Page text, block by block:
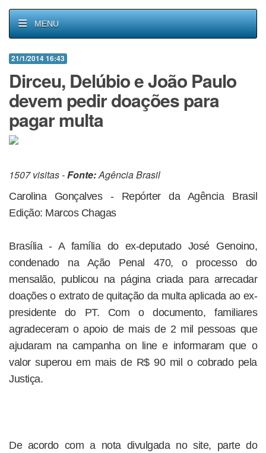
MENU
21/1/2014 16:43
Dirceu, Delúbio e João Paulo
devem pedir doações para
pagar multa
1507 visitas -Fonte:Agência Brasil
Carolina Gonçalves - Repórter da Agência Brasil
Edição: Marcos Chagas
Brasília - A família do ex-deputado José Genoino,
condenado na Ação Penal 470, o processo do
mensalão, publicou na página criada para arrecadar
doações o extrato de quitação da multa aplicada ao ex-
presidente do PT. Com o documento, familiares
agradeceram o apoio de mais de 2 mil pessoas que
ajudaram na campanha on line e informaram que o
valor superou em mais de R$ 90 mil o cobrado pela
Justiça.
De acordo com a nota divulgada no site, parte do